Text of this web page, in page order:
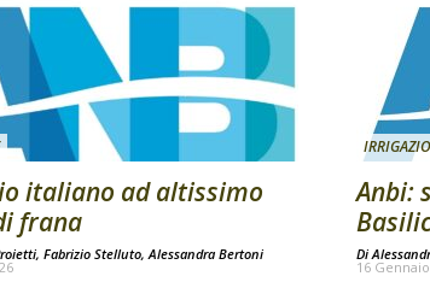
italiano ad altissimo
frana
Fabrizio Stelluto, Alessandra Bertoni
Anbi:
Di
16